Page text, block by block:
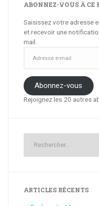
ABONNEZ-VOUS À CE
Saisissez votre adresse
et recevoir une
mail.
mail
Abonnez-vous
Rejoignez les 20 autres
ARTICLES RÉCENTS